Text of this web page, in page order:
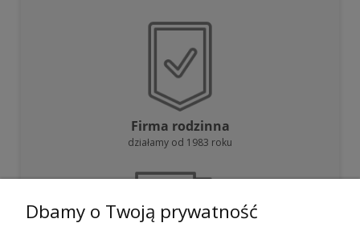
Firma rodzinna
działamy od 1983 roku
Dbamy o Twoją prywatność